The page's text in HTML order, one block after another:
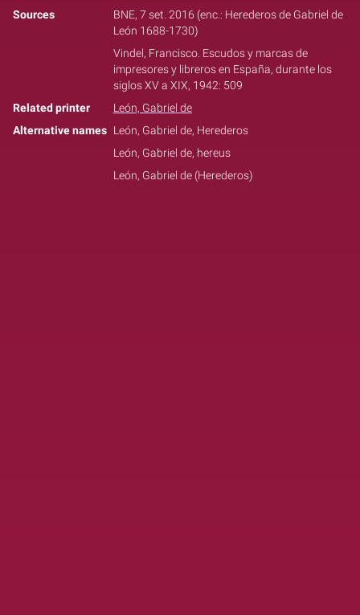
Sources
BNE, 7 set. 2016 (enc.: Herederos de Gabriel de
León 1688-1730)
Vindel, Francisco. Escudos y marcas de
impresores y libreros en España, durante los
siglos XV a XIX, 1942: 509
Related printer
León, Gabriel de
Alternative names León, Gabriel de, Herederos
León, Gabriel de, hereus
León, Gabriel de (Herederos)